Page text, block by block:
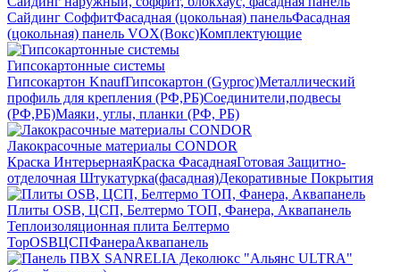
Сайдинг СоффитФасадная (цокольная) панельФасадная
(цокольная) панель VOX(Вокс)Комплектующие
Гипсокартонные системы
Гипсокартон KnaufГипсокартон (Gyproc)Металлический
профиль для крепления (РФ,РБ)Соединители,подвесы
(РФ,РБ)Маяки, углы, планки (РФ, РБ)
Лакокрасочные материалы CONDOR
Краска ИнтерьернаяКраска ФасаднаяГотовая Защитно-
отделочная Штукатурка(фасадная)Декоративные Покрытия
Плиты OSB, ЦСП, Белтермо ТОП, Фанера, Аквапанель
Теплоизоляционная плита Белтермо
TopOSBЦСПФанераАквапанель